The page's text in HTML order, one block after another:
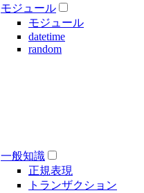
モジュール
モジュール
datetime
random
一般知識
正規表現
トランザクション